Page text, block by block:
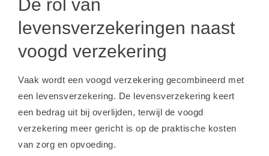
De rol van
levensverzekeringen naast
voogd verzekering
Vaak wordt een voogd verzekering gecombineerd met
een levensverzekering. De levensverzekering keert
een bedrag uit bij overlijden, terwijl de voogd
verzekering meer gericht is op de praktische kosten
van zorg en opvoeding.